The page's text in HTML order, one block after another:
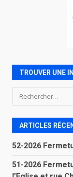
TROUVER UNE
Rechercher :
ARTICLES
52-2026
51-2026